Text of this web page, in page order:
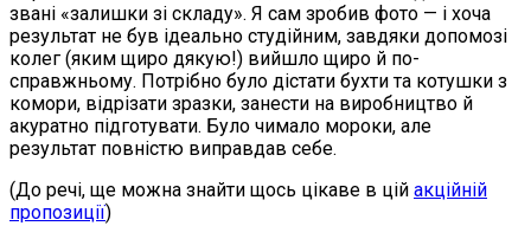
звані «залишки зі складу». Я сам зробив фото — і хоча
результат не був ідеально студійним, завдяки допомозі
колег (яким щиро дякую!) вийшло щиро й по-
справжньому. Потрібно було дістати бухти та котушки з
комори, відрізати зразки, занести на виробництво й
акуратно підготувати. Було чимало мороки, але
результат повністю виправдав себе.
(До речі, ще можна знайти щось цікаве в цій акційній
пропозиції)